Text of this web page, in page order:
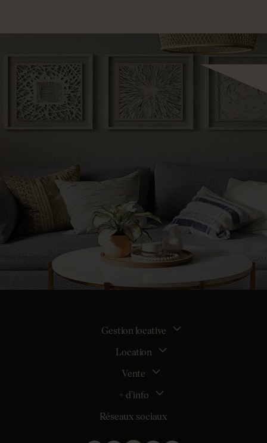
Gestion locative
La gestion locative
Location
Tous nos biens en location
Location appartement Saint-Sébastien-sur-Loire
Vente
Estimer mon bien
Maison Carquefou (44470)
+ d’info
Inscription
Réseaux sociaux